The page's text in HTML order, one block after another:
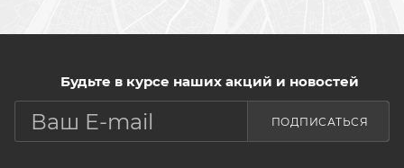
Будьте в курсе наших акций и новостей
ПОДПИСАТЬСЯ